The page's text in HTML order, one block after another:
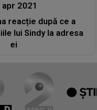
apr 2021
reacție după ce a
lui Sindy la adresa
ei